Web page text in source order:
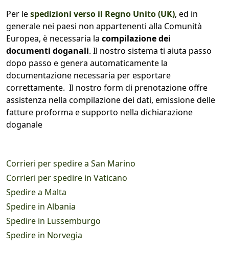
Per lespedizioni verso il Regno Unito (UK), ed in
generale nei paesi non appartenenti alla Comunità
Europea, è necessaria la compilazione dei
documenti doganali. Il nostro sistema ti aiuta passo
dopo passo e genera automaticamente la
documentazione necessaria per esportare
correttamente. Il nostro form di prenotazione offre
assistenza nella compilazione dei dati, emissione delle
fatture proforma e supporto nella dichiarazione
doganale
Corrieri per spedire a San Marino
Corrieri per spedire in Vaticano
Spedire a Malta
Spedire in Albania
Spedire in Lussemburgo
Spedire in Norvegia